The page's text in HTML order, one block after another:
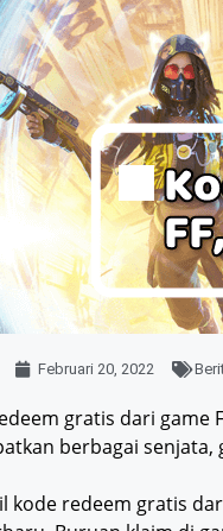
Februari 20, 2022
gratis dari game
berbagai senjata,
kode redeem gratis